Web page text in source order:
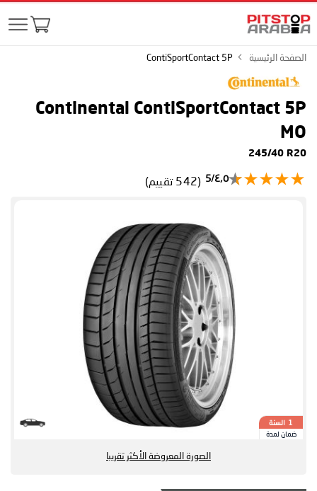
الصفحة الرئيسية ContiSportContact 5P
Continental ContiSportContact 5P
MO
245/40 R20
٤٫٥/5 (542 تقييم)
1 السنة
ضمان لمدة
الصورة المعروضة الأكثر تقريبا